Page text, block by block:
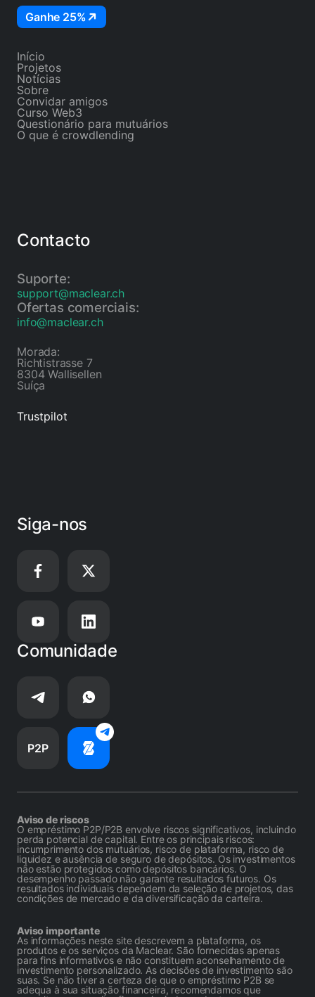
Ganhe 25%
Início
Projetos
Notícias
Sobre
Convidar amigos
Curso Web3
Questionário para mutuários
O que é crowdlending
Contacto
Suporte:
support@maclear.ch
Ofertas comerciais:
info@maclear.ch
Morada:
Richtistrasse 7
8304 Wallisellen
Suíça
Trustpilot
Siga-nos
Comunidade
P2P
Aviso de riscos
O empréstimo P2P/P2B envolve riscos significativos, incluindo
perda potencial de capital. Entre os principais riscos:
incumprimento dos mutuários, risco de plataforma, risco de
liquidez e ausência de seguro de depósitos. Os investimentos
não estão protegidos como depósitos bancários. O
desempenho passado não garante resultados futuros. Os
resultados individuais dependem da seleção de projetos, das
condições de mercado e da diversificação da carteira.
Aviso importante
As informações neste site descrevem a plataforma, os
produtos e os serviços da Maclear. São fornecidas apenas
para fins informativos e não constituem aconselhamento de
investimento personalizado. As decisões de investimento são
suas. Se não tiver a certeza de que o empréstimo P2B se
adequa à sua situação financeira, recomendamos que